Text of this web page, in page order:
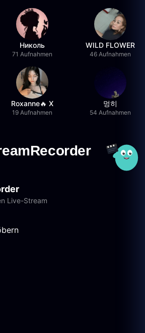
Николь
71 Aufnahmen
WILD FLOWER
46 Aufnahmen
Roxanne🔥 X
19 Aufnahmen
멍히
54 Aufnahmen
Live-Stream